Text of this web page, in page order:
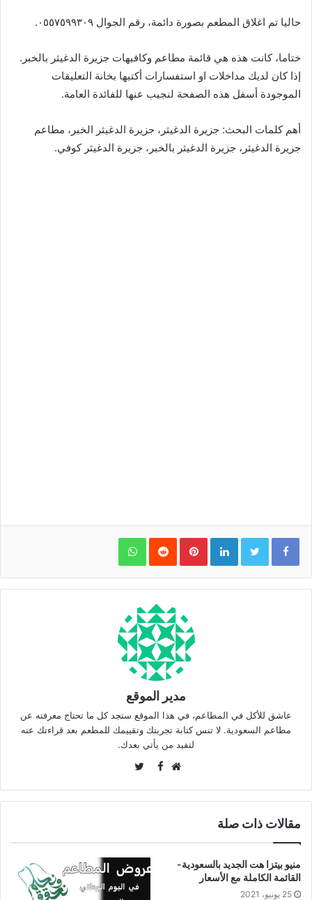
حاليا تم اغلاق المطعم بصورة دائمة، رقم الجوال ٠٥٥٧٥٩٩٣٠٩.
ختاما، كانت هذه هي قائمة مطاعم وكافيهات جزيرة الدغيثر بالخبر.
إذا كان لديك مداخلات او استفسارات أكتبها بخانة التعليقات
الموجودة أسفل هذه الصفحة لنجيب عنها للفائدة العامة.
أهم كلمات البحث: جزيرة الدغيثر، جزيرة الدغيثر الخبر، مطاعم
جزيرة الدغيثر، جزيرة الدغيثر بالخبر، جزيرة الدغيثر كوفي.
LinkedIn
Pinterest
WhatsApp
مدير الموقع
عاشق للأكل في المطاعم، في هذا الموقع ستجد كل ما تحتاج معرفته عن
مطاعم السعودية. لا تنس كتابة تجربتك وتقييمك للمطعم بعد قراءتك عنه
لتفيد من يأتي بعدك.
Facebook
مقالات ذات صلة
منيو بيتزا هت الجديد بالسعودية-
القائمة الكاملة مع الأسعار
25 يونيو، 2021